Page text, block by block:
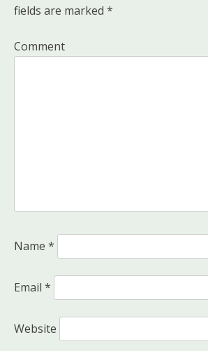
fields are marked *
Comment
Name *
Email *
Website